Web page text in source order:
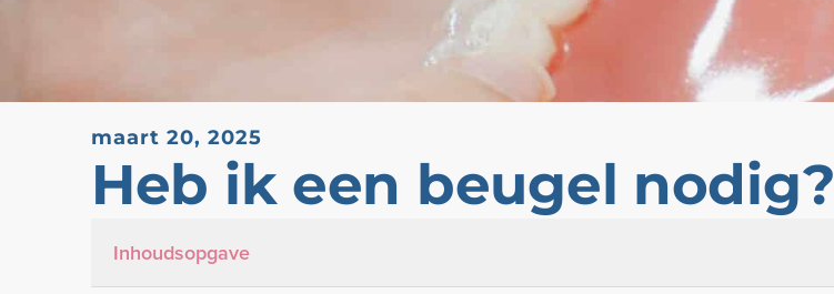
maart 20, 2025
Heb ik een beugel nodig?
Inhoudsopgave